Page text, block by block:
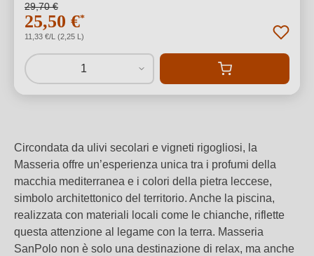
29,70 €
25,50 €*
11,33 €/L (2,25 L)
1
Circondata da ulivi secolari e vigneti rigogliosi, la
Masseria offre un’esperienza unica tra i profumi della
macchia mediterranea e i colori della pietra leccese,
simbolo architettonico del territorio. Anche la piscina,
realizzata con materiali locali come le chianche, riflette
questa attenzione al legame con la terra. Masseria
SanPolo non è solo una destinazione di relax, ma anche